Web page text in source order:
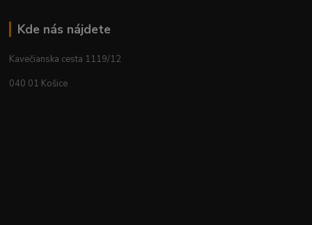
Kde nás nájdete
Kavečianska cesta 1119/12
040 01 Košice